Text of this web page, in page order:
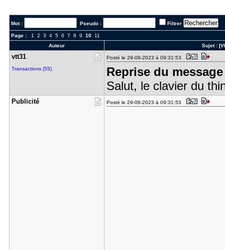
Mot : Pseudo : Filtrer
Page : 1 2 3 4 5 6 7 8 9 10
11
Auteur
Sujet :
vtt31
Transactions (55)
Posté le 29-08-2023 à 09:31:53
Reprise du
Salut, le clavier du
Publicité Posté le 29-08-2023 à 09:31:53